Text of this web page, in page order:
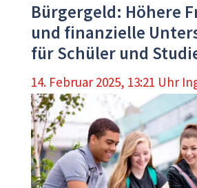
Bürgergeld: Höhere
und finanzielle
für Schüler und
14. Februar 2025, 13:21 Uhr